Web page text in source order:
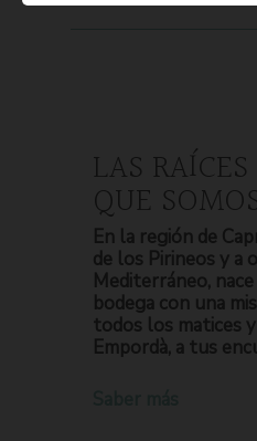
LAS
QUE
En la región de
de los Pirineos y a
Mediterráneo,
bodega con una
todos los matices
Empordà, a tus